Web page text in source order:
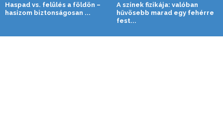
Haspad vs. felülés a földön –
hasizom biztonságosan ...
A színek fizikája: valóban
hűvösebb marad egy fehérre
fest...